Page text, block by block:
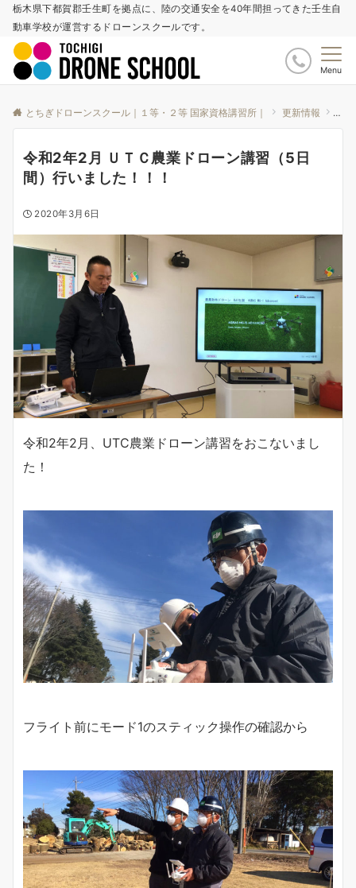
栃木県下都賀郡壬生町を拠点に、陸の交通安全を40年間担ってきた壬生自
動車学校が運営するドローンスクールです。
Menu
とちぎドローンスクール｜１等・２等 国家資格講習所｜ 更新情報 お
令和2年2月 ＵＴＣ農業ドローン講習（5日
間）行いました！！！
2020年3月6日
令和2年2月、UTC農業ドローン講習をおこないまし
た！
フライト前にモード1のスティック操作の確認から